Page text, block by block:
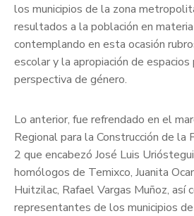
los municipios de la zona
resultados a la población en
contemplando en esta ocasión
escolar y la apropiación de espacios
perspectiva de género.
Lo anterior, fue refrendado en el
Regional para la Construcción de la
2 que encabezó José Luis
homólogos de Temixco, Juanita
Huitzilac, Rafael Vargas Muñoz, así
representantes de los municipios